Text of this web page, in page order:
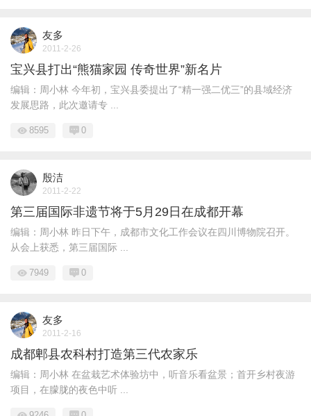
友多
2011-2-26
宝兴县打出“熊猫家园 传奇世界”新名片
编辑：周小林 今年初，宝兴县委提出了“精一强二优三”的县域经济
发展思路，此次邀请专 ...
8595 0
殷洁
2011-2-22
第三届国际非遗节将于5月29日在成都开幕
编辑：周小林 昨日下午，成都市文化工作会议在四川博物院召开。
从会上获悉，第三届国际 ...
7949 0
友多
2011-2-16
成都郫县农科村打造第三代农家乐
编辑：周小林 在盆栽艺术体验坊中，听音乐看盆景；首开乡村夜游
项目，在朦胧的夜色中听 ...